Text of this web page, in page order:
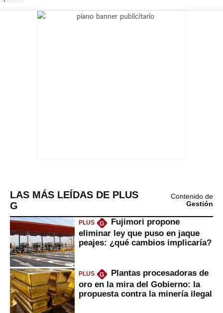
LAS MÁS LEÍDAS DE PLUS
G
Contenido de
Gestión
PLUS G
Fujimori propone
eliminar ley que puso en jaque
peajes: ¿qué cambios implicaría?
PLUS G
Plantas procesadoras de
oro en la mira del Gobierno: la
propuesta contra la minería ilegal